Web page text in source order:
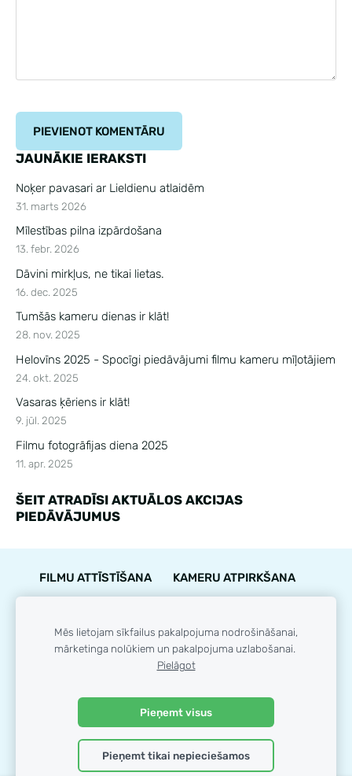
JAUNĀKIE IERAKSTI
Noķer pavasari ar Lieldienu atlaidēm
31. marts 2026
Mīlestības pilna izpārdošana
13. febr. 2026
Dāvini mirkļus, ne tikai lietas.
16. dec. 2025
Tumšās kameru dienas ir klāt!
28. nov. 2025
Helovīns 2025 - Spocīgi piedāvājumi filmu kameru mīļotājiem
24. okt. 2025
Vasaras ķēriens ir klāt!
9. jūl. 2025
Filmu fotogrāfijas diena 2025
11. apr. 2025
ŠEIT ATRADĪSI AKTUĀLOS AKCIJAS
PIEDĀVĀJUMUS
FILMU ATTĪSTĪŠANA
KAMERU ATPIRKŠANA
STĀVOKĻA NOVĒRTĒJUMS
LOJALITĀTES PROGRAMMA
SĪKDATNES
© 35mm.lv
Mēs lietojam sīkfailus pakalpojuma nodrošināšanai,
mārketinga nolūkiem un pakalpojuma uzlabošanai.
Pielāgot
Pieņemt visus
Pieņemt tikai nepieciešamos